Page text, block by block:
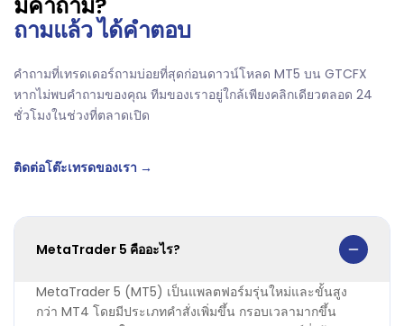
ถามแล้ว ได้คำตอบ
คำถามที่เทรดเดอร์ถามบ่อยที่สุดก่อนดาวน์โหลด MT5 บน GTCFX
หากไม่พบคำถามของคุณ ทีมของเราอยู่ใกล้เพียงคลิกเดียวตลอด 24
ชั่วโมงในช่วงที่ตลาดเปิด
ติดต่อโต๊ะเทรดของเรา →
MetaTrader 5 คืออะไร?
MetaTrader 5 (MT5) เป็นแพลตฟอร์มรุ่นใหม่และขั้นสูง
กว่า MT4 โดยมีประเภทคำสั่งเพิ่มขึ้น กรอบเวลามากขึ้น